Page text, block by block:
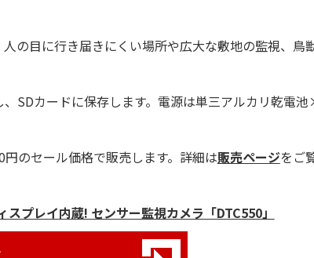
の目に行き届きにくい場所や広大な敷地の監視、鳥
SDカードに保存します。電源は単三アルカリ乾電
のセール価格で販売します。詳細は販売ページをご
プレイ内蔵! センサー監視カメラ「DTC550」